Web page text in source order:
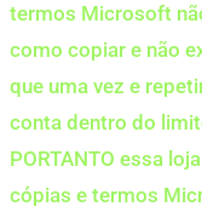
termos Microsoft
como copiar e não
que uma vez e
conta dentro do
PORTANTO essa
cópias e termos